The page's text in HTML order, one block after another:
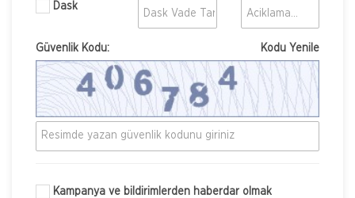
Dask
Güvenlik Kodu: Kodu Yenile
Kampanya ve bildirimlerden haberdar olmak